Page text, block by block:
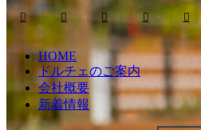
ロ
ン
ド
ル
HOME
ドルチェのご案内
会社概要
新着情報